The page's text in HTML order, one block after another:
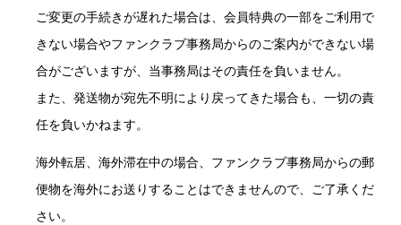
ご変更の手続きが遅れた場合は、会員特典の一部をご利用で
きない場合やファンクラブ事務局からのご案内ができない場
合がございますが、当事務局はその責任を負いません。
また、発送物が宛先不明により戻ってきた場合も、一切の責
任を負いかねます。
海外転居、海外滞在中の場合、ファンクラブ事務局からの郵
便物を海外にお送りすることはできませんので、ご了承くだ
さい。